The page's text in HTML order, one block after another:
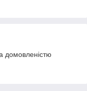
домовленістю